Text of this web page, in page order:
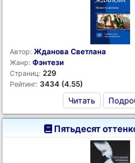
Автор: Жданова Светлана
Жанр: Фэнтези
Страниц: 229
Рейтинг: 3434 (4.55)
Читать
Пятьдесят